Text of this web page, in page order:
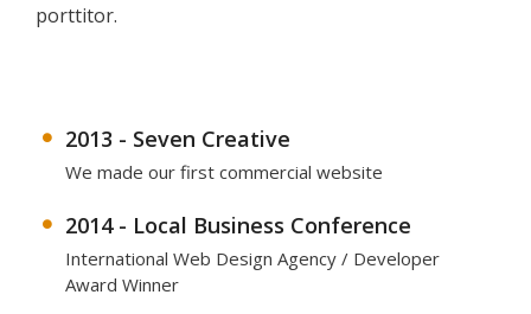
porttitor.
2013 - Seven Creative
We made our first commercial website
2014 - Local Business Conference
International Web Design Agency / Developer
Award Winner